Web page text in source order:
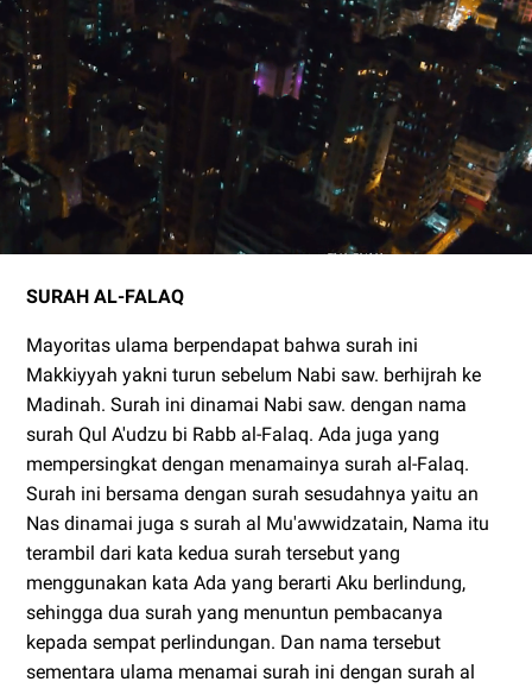
SURAH AL-FALAQ
Mayoritas ulama berpendapat bahwa surah ini
Makkiyyah yakni turun sebelum Nabi saw. berhijrah ke
Madinah. Surah ini dinamai Nabi saw. dengan nama
surah Qul A'udzu bi Rabb al-Falaq. Ada juga yang
mempersingkat dengan menamainya surah al-Falaq.
Surah ini bersama dengan surah sesudahnya yaitu an
Nas dinamai juga s surah al Mu'awwidzatain, Nama itu
terambil dari kata kedua surah tersebut yang
menggunakan kata Ada yang berarti Aku berlindung,
sehingga dua surah yang menuntun pembacanya
kepada sempat perlindungan. Dan nama tersebut
sementara ulama menamai surah ini dengan surah al